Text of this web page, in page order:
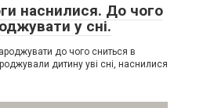
наснилися. До чого
у сні.
до чого сниться в
дитину уві сні, наснилися